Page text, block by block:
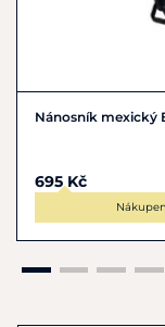
Nánosník mexický
695 Kč